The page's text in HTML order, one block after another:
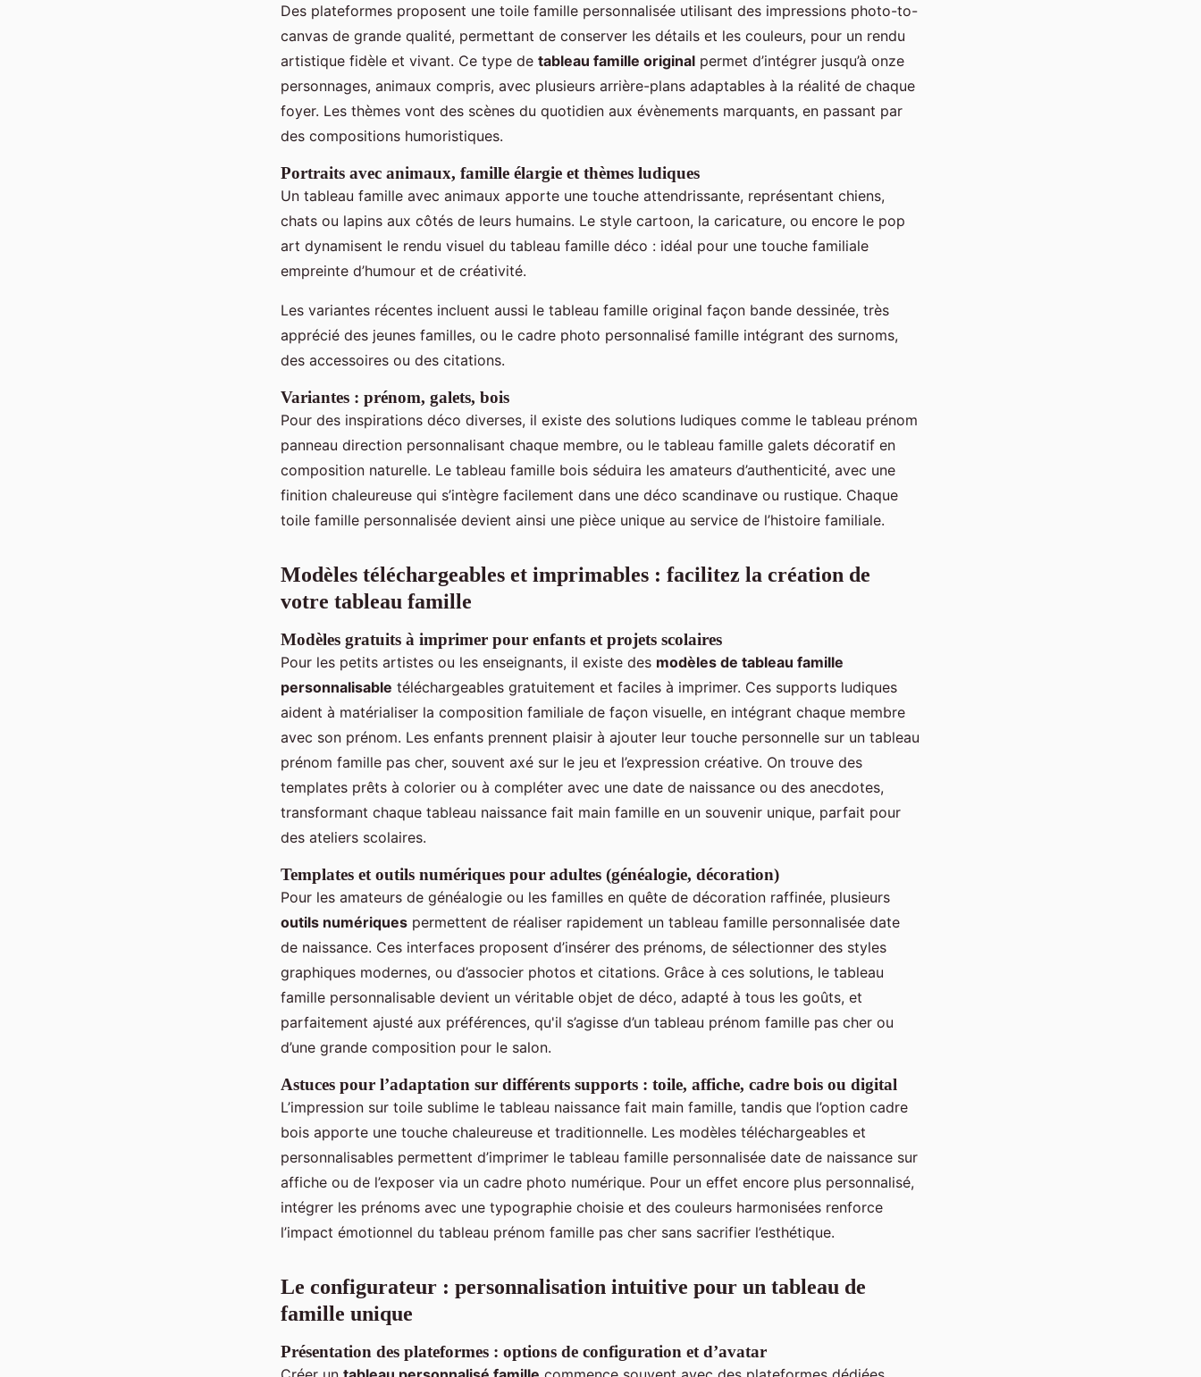
Des plateformes proposent une toile famille personnalisée utilisant des impressions photo-to-
canvas de grande qualité, permettant de conserver les détails et les couleurs, pour un rendu
artistique fidèle et vivant. Ce type de tableau famille original permet d’intégrer jusqu’à onze
personnages, animaux compris, avec plusieurs arrière-plans adaptables à la réalité de chaque
foyer. Les thèmes vont des scènes du quotidien aux évènements marquants, en passant par
des compositions humoristiques.
Portraits avec animaux, famille élargie et thèmes ludiques
Un tableau famille avec animaux apporte une touche attendrissante, représentant chiens,
chats ou lapins aux côtés de leurs humains. Le style cartoon, la caricature, ou encore le pop
art dynamisent le rendu visuel du tableau famille déco : idéal pour une touche familiale
empreinte d’humour et de créativité.
Les variantes récentes incluent aussi le tableau famille original façon bande dessinée, très
apprécié des jeunes familles, ou le cadre photo personnalisé famille intégrant des surnoms,
des accessoires ou des citations.
Variantes : prénom, galets, bois
Pour des inspirations déco diverses, il existe des solutions ludiques comme le tableau prénom
panneau direction personnalisant chaque membre, ou le tableau famille galets décoratif en
composition naturelle. Le tableau famille bois séduira les amateurs d’authenticité, avec une
finition chaleureuse qui s’intègre facilement dans une déco scandinave ou rustique. Chaque
toile famille personnalisée devient ainsi une pièce unique au service de l’histoire familiale.
Modèles téléchargeables et imprimables : facilitez la création de
votre tableau famille
Modèles gratuits à imprimer pour enfants et projets scolaires
Pour les petits artistes ou les enseignants, il existe des modèles de tableau famille
personnalisable téléchargeables gratuitement et faciles à imprimer. Ces supports ludiques
aident à matérialiser la composition familiale de façon visuelle, en intégrant chaque membre
avec son prénom. Les enfants prennent plaisir à ajouter leur touche personnelle sur un tableau
prénom famille pas cher, souvent axé sur le jeu et l’expression créative. On trouve des
templates prêts à colorier ou à compléter avec une date de naissance ou des anecdotes,
transformant chaque tableau naissance fait main famille en un souvenir unique, parfait pour
des ateliers scolaires.
Templates et outils numériques pour adultes (généalogie, décoration)
Pour les amateurs de généalogie ou les familles en quête de décoration raffinée, plusieurs
outils numériques permettent de réaliser rapidement un tableau famille personnalisée date
de naissance. Ces interfaces proposent d’insérer des prénoms, de sélectionner des styles
graphiques modernes, ou d’associer photos et citations. Grâce à ces solutions, le tableau
famille personnalisable devient un véritable objet de déco, adapté à tous les goûts, et
parfaitement ajusté aux préférences, qu'il s’agisse d’un tableau prénom famille pas cher ou
d’une grande composition pour le salon.
Astuces pour l’adaptation sur différents supports : toile, affiche, cadre bois ou digital
L’impression sur toile sublime le tableau naissance fait main famille, tandis que l’option cadre
bois apporte une touche chaleureuse et traditionnelle. Les modèles téléchargeables et
personnalisables permettent d’imprimer le tableau famille personnalisée date de naissance sur
affiche ou de l’exposer via un cadre photo numérique. Pour un effet encore plus personnalisé,
intégrer les prénoms avec une typographie choisie et des couleurs harmonisées renforce
l’impact émotionnel du tableau prénom famille pas cher sans sacrifier l’esthétique.
Le configurateur : personnalisation intuitive pour un tableau de
famille unique
Présentation des plateformes : options de configuration et d’avatar